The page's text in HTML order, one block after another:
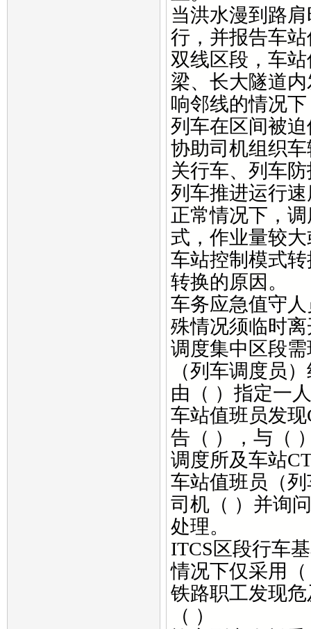
当洪水漫到路
行，并报告车
双线区段，车
梁、长大隧道
响邻线的情况
列车在区间被
协助司机组织
关行车、列车
列车推进运行
正常情况下，
式，作业量较
车站控制模式
转换的原因。
车务应急值守
殊情况须临时
调度集中区段
（列车调度员
由（ ）指定一
车站值班员发
告（ ），与（
调度所及车站
车站值班员（
司机（ ）并询
处理。
ITCS区段行车
情况下仅采用
铁路职工发现
（ ）